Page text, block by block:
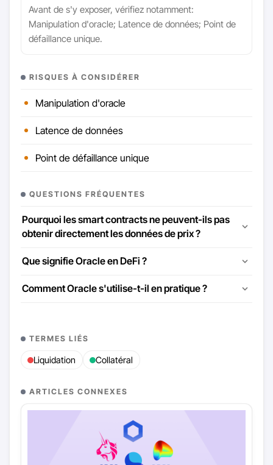
Avant de s'y exposer, vérifiez notamment:
Manipulation d'oracle; Latence de données; Point de
défaillance unique.
RISQUES À CONSIDÉRER
Manipulation d'oracle
Latence de données
Point de défaillance unique
QUESTIONS FRÉQUENTES
Pourquoi les smart contracts ne peuvent-ils pas
obtenir directement les données de prix ?
Que signifie Oracle en DeFi ?
Comment Oracle s'utilise-t-il en pratique ?
TERMES LIÉS
Liquidation Collatéral
ARTICLES CONNEXES